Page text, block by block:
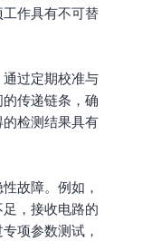
作具有不可替
过定期校准与
传递链条，确
检测结果具有
故障。例如，
，接收电路的
项参数测试，